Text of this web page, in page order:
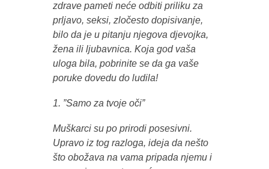
zdrave pameti neće odbiti priliku za
prljavo, seksi, zločesto dopisivanje,
bilo da je u pitanju njegova djevojka,
žena ili ljubavnica. Koja god vaša
uloga bila, pobrinite se da ga vaše
poruke dovedu do ludila!
1. ”Samo za tvoje oči”
Muškarci su po prirodi posesivni.
Upravo iz tog razloga, ideja da nešto
što obožava na vama pripada njemu i